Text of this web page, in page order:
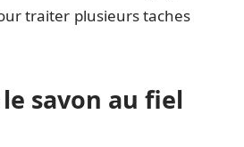
traiter plusieurs taches
savon au fiel